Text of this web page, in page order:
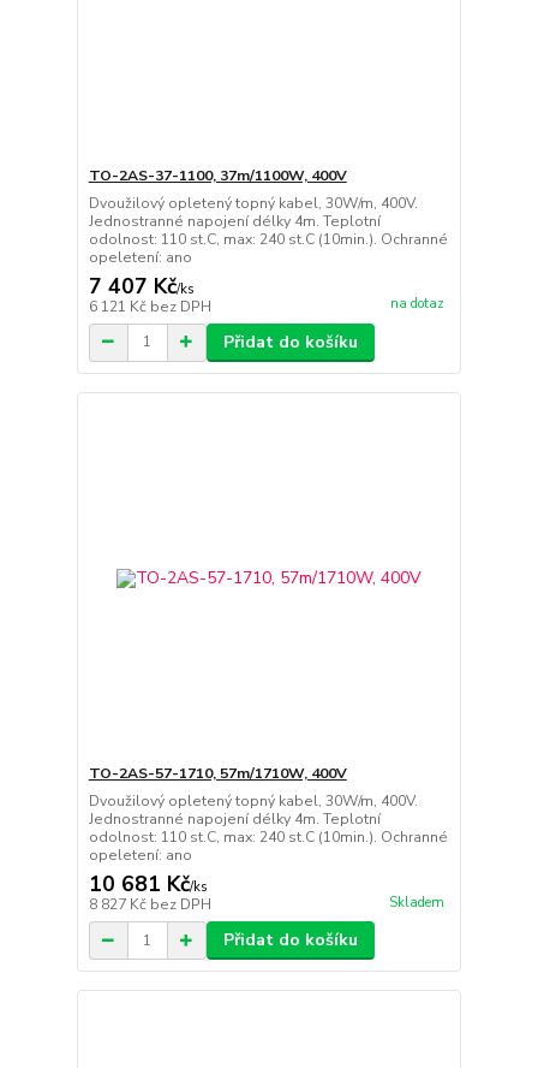
TO-2AS-37-1100, 37m/1100W, 400V
Dvoužilový opletený topný kabel, 30W/m, 400V.
Jednostranné napojení délky 4m. Teplotní
odolnost: 110 st.C, max: 240 st.C (10min.). Ochranné
opeletení: ano
7 407 Kč/ks
6 121 Kč bez DPH na dotaz
Přidat do košíku
TO-2AS-57-1710, 57m/1710W, 400V
Dvoužilový opletený topný kabel, 30W/m, 400V.
Jednostranné napojení délky 4m. Teplotní
odolnost: 110 st.C, max: 240 st.C (10min.). Ochranné
opeletení: ano
10 681 Kč/ks
8 827 Kč bez DPH Skladem
Přidat do košíku